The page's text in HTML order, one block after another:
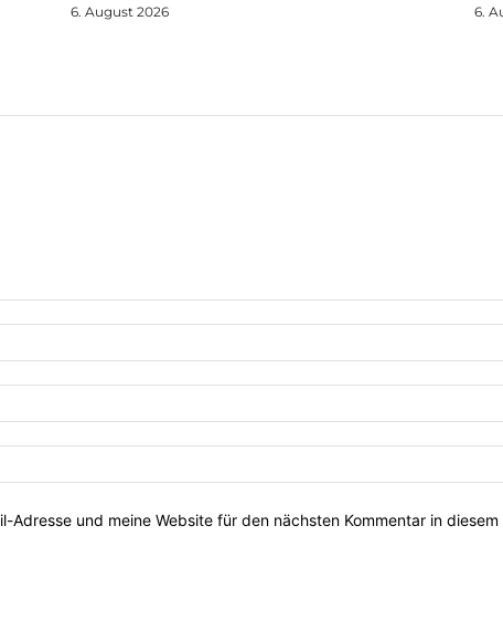
6. August 2026 6.
Adresse und meine Website für den nächsten Kommentar in diesem